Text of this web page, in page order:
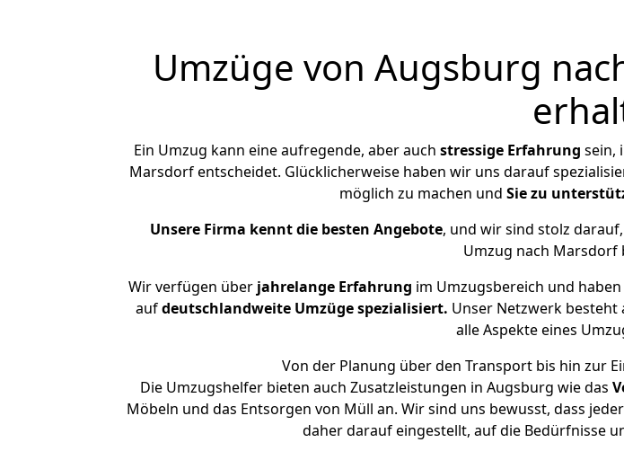
Umzüge von Augsburg
Ein Umzug kann eine aufregende, aber auch stressige Erfahrung sein,
Marsdorf entscheidet. Glücklicherweise haben wir uns darauf
möglich zu machen und Sie zu
Unsere Firma kennt die besten Angebote, und wir sind stolz
Umzug nach Marsdorf
Wir verfügen überjahrelange Erfahrung im Umzugsbereich und
aufdeutschlandweite Umzüge spezialisiert. Unser Netzwerk besteht
alle Aspekte eines
Von der Planung über den Transport bis hin zur
Die Umzugshelfer bieten auch Zusatzleistungen in Augsburg wie das
Möbeln und das Entsorgen von Müll an. Wir sind uns bewusst, dass
daher darauf eingestellt, auf die Bedürfnisse